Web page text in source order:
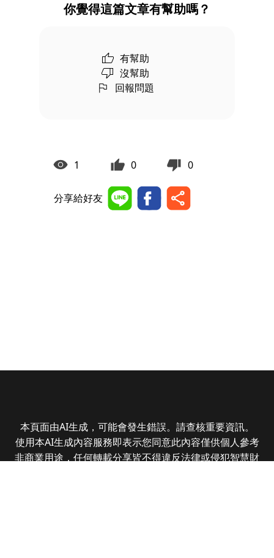
你覺得這篇文章有幫助嗎？
有幫助
沒幫助
回報問題
1 0 0
分享給好友
本頁面由AI生成，可能會發生錯誤。請查核重要資訊。
使用本AI生成內容服務即表示您同意此內容僅供個人參考
非商業用途，任何轉載分享皆不得違反法律或侵犯智慧財